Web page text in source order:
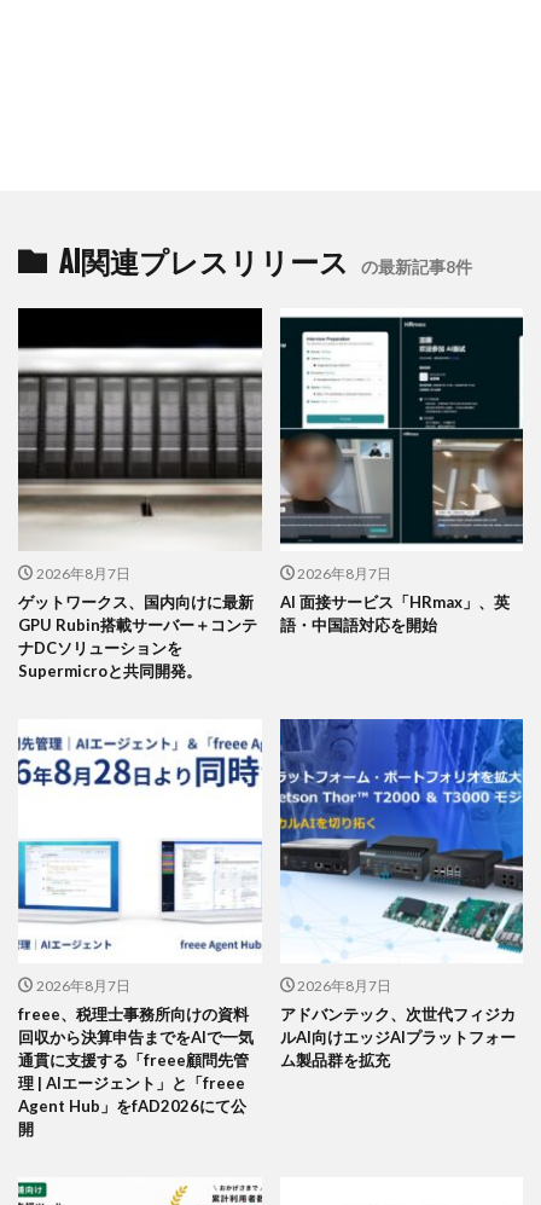
AI関連プレスリリース の最新記事8件
2026年8月7日
ゲットワークス、国内向けに最新
GPU Rubin搭載サーバー＋コンテ
ナDCソリューションを
Supermicroと共同開発。
2026年8月7日
AI 面接サービス「HRmax」、英
語・中国語対応を開始
2026年8月7日
freee、税理士事務所向けの資料
回収から決算申告までをAIで一気
通貫に支援する「freee顧問先管
理 | AIエージェント」と「freee
Agent Hub」をfAD2026にて公
開
2026年8月7日
アドバンテック、次世代フィジカ
ルAI向けエッジAIプラットフォー
ム製品群を拡充